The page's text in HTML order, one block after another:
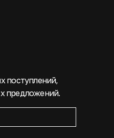
поступлений,
предложений.